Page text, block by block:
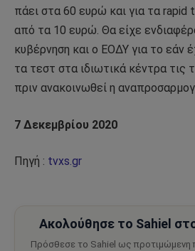
πάει στα 60 ευρώ και για τα rapid
από τα 10 ευρώ. Θα είχε
κυβέρνηση και ο ΕΟΔΥ για το εάν
τα τεστ στα ιδιωτικά κέντρα τις
πριν ανακοινωθεί η
7 Δεκεμβρίου 2020
Πηγή : tvxs.gr
Ακολούθησε το Sahiel
Πρόσθεσε το Sahiel ως προτιμώμενη